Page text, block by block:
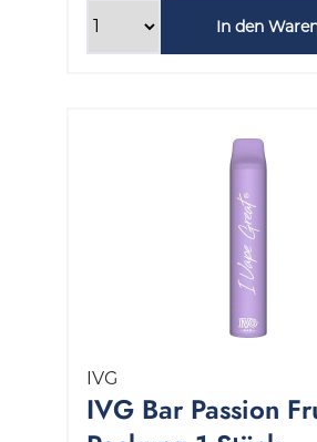
In den
IVG
IVG Bar Passion